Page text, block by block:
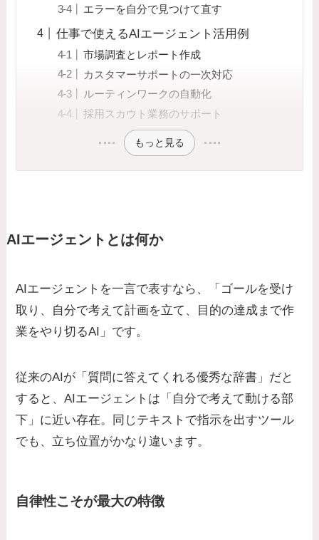
エラーを自分で見つけて直す
仕事で使えるAIエージェント活用例
市場調査とレポート作成
カスタマーサポートの一次対応
ルーティンワークの自動化
採用スカウト業務のサポート
もっと見る
AIエージェントとは何か
AIエージェントを一言で表すなら、「ゴールを受け
取り、自分で考えて計画を立て、目的の達成まで作
業をやり切るAI」です。
従来のAIが「質問に答えてくれる優秀な辞書」だと
すると、AIエージェントは「自分で考えて動ける部
下」に近い存在。同じテキストで指示を出すツール
でも、立ち位置がかなり違います。
自律性こそが最大の特徴